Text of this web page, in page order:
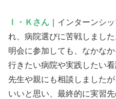
Ｉ・Ｋさん ｜インターンシ
れ、病院選びに苦戦しまし
明会に参加しても、なかな
行きたい病院や実践したい
先生や親にも相談しました
いいと思い、最終的に実習